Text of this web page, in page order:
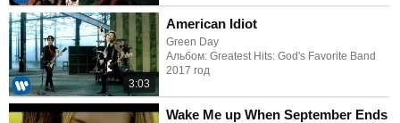
3:03
American Idiot
Green Day
Альбом: Greatest Hits: God's Favorite Band
2017 год
Wake Me up When September Ends